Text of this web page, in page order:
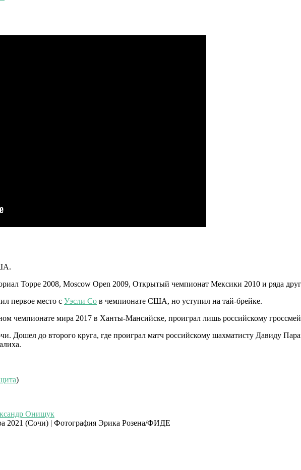
Торре 2008, Moscow Open 2009, Открытый чемпионат Мексики 2010 и ряда
первое место с Уэсли Со в чемпионате США, но уступил на тай-брейке.
чемпионате мира 2017 в Ханты-Мансийске, проиграл лишь российскому
Дошел до второго круга, где проиграл матч российскому шахматисту Давиду
)
2021 (Сочи) | Фотография Эрика Розена/ФИДЕ